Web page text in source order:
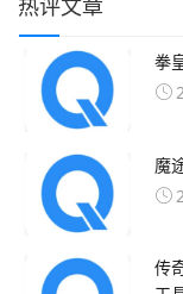
拳
魔
传